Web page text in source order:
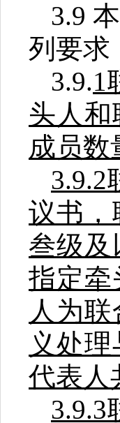
3.9
列要求
3.9.1
头人
成员数
3.9.2
议书，
叁级
指定牵
人为
义处
代表人
3.9.3